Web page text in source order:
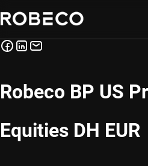
Robeco BP US
Equities DH EUR